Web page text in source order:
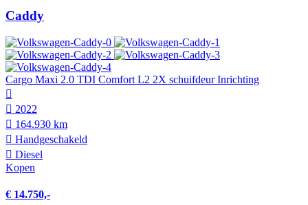
Caddy
Cargo Maxi 2.0 TDI Comfort L2 2X schuifdeur Inrichting
2022
164.930 km
Hand­geschakeld
Diesel
Kopen
€ 14.750,-